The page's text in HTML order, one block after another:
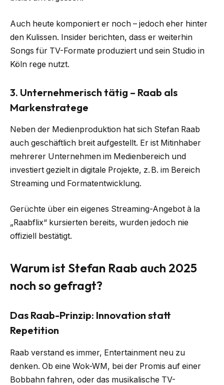
Auch heute komponiert er noch – jedoch eher hinter
den Kulissen. Insider berichten, dass er weiterhin
Songs für TV-Formate produziert und sein Studio in
Köln rege nutzt.
3. Unternehmerisch tätig – Raab als
Markenstratege
Neben der Medienproduktion hat sich Stefan Raab
auch geschäftlich breit aufgestellt. Er ist Mitinhaber
mehrerer Unternehmen im Medienbereich und
investiert gezielt in digitale Projekte, z. B. im Bereich
Streaming und Formatentwicklung.
Gerüchte über ein eigenes Streaming-Angebot à la
„Raabflix“ kursierten bereits, wurden jedoch nie
offiziell bestätigt.
Warum ist Stefan Raab auch 2025
noch so gefragt?
Das Raab-Prinzip: Innovation statt
Repetition
Raab verstand es immer, Entertainment neu zu
denken. Ob eine Wok-WM, bei der Promis auf einer
Bobbahn fahren, oder das musikalische TV-